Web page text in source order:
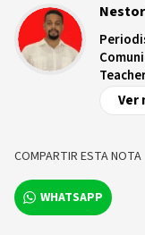
digital.
Ver
COMPARTIR ESTA NOTA
WHATSAPP